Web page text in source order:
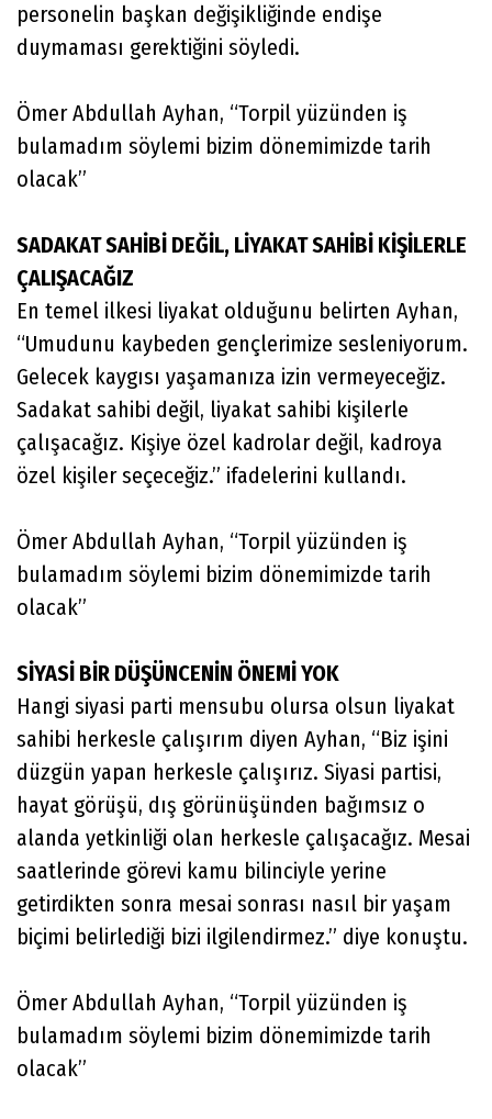
personelin başkan değişikliğinde endişe
duymaması gerektiğini söyledi.
Ömer Abdullah Ayhan, “Torpil yüzünden iş
bulamadım söylemi bizim dönemimizde tarih
olacak”
SADAKAT SAHİBİ DEĞİL, LİYAKAT SAHİBİ KİŞİLERLE
ÇALIŞACAĞIZ
En temel ilkesi liyakat olduğunu belirten Ayhan,
“Umudunu kaybeden gençlerimize sesleniyorum.
Gelecek kaygısı yaşamanıza izin vermeyeceğiz.
Sadakat sahibi değil, liyakat sahibi kişilerle
çalışacağız. Kişiye özel kadrolar değil, kadroya
özel kişiler seçeceğiz.” ifadelerini kullandı.
Ömer Abdullah Ayhan, “Torpil yüzünden iş
bulamadım söylemi bizim dönemimizde tarih
olacak”
SİYASİ BİR DÜŞÜNCENİN ÖNEMİ YOK
Hangi siyasi parti mensubu olursa olsun liyakat
sahibi herkesle çalışırım diyen Ayhan, “Biz işini
düzgün yapan herkesle çalışırız. Siyasi partisi,
hayat görüşü, dış görünüşünden bağımsız o
alanda yetkinliği olan herkesle çalışacağız. Mesai
saatlerinde görevi kamu bilinciyle yerine
getirdikten sonra mesai sonrası nasıl bir yaşam
biçimi belirlediği bizi ilgilendirmez.” diye konuştu.
Ömer Abdullah Ayhan, “Torpil yüzünden iş
bulamadım söylemi bizim dönemimizde tarih
olacak”